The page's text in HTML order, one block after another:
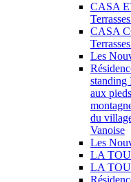
CASA
CASA
Les
standing
aux
du
Vanoise
Les
LA
LA